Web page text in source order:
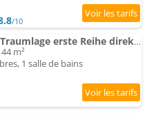
/10
Traumblick Nr 31 Traumlage erste Reihe direkt am Wattenmeer
m²
1 salle de bains